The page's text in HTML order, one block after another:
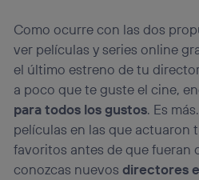
Como ocurre con las dos
ver películas y series online
el último estreno de tu
a poco que te guste el cine,
para todos los gustos. Es
películas en las que actuaron
favoritos antes de que fueran
conozcas nuevosdirectores